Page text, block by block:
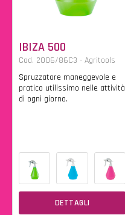
IBIZA 500
Cod. 2006/86C3 - Agritools
Spruzzatore maneggevole e
pratico utilissimo nelle attività
di ogni giorno.
DETTAGLI